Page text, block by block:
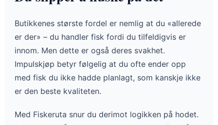
Butikkenes største fordel er nemlig at du «allerede
er der» – du handler fisk fordi du tilfeldigvis er
innom. Men dette er også deres svakhet.
Impulskjøp betyr følgelig at du ofte ender opp
med fisk du ikke hadde planlagt, som kanskje ikke
er den beste kvaliteten.
Med Fiskeruta snur du derimot logikken på hodet.